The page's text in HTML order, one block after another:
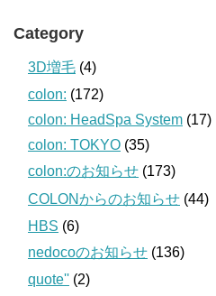
Category
3D増毛 (4)
colon: (172)
colon: HeadSpa System (17)
colon: TOKYO (35)
colon:のお知らせ (173)
COLONからのお知らせ (44)
HBS (6)
nedocoのお知らせ (136)
quote'' (2)